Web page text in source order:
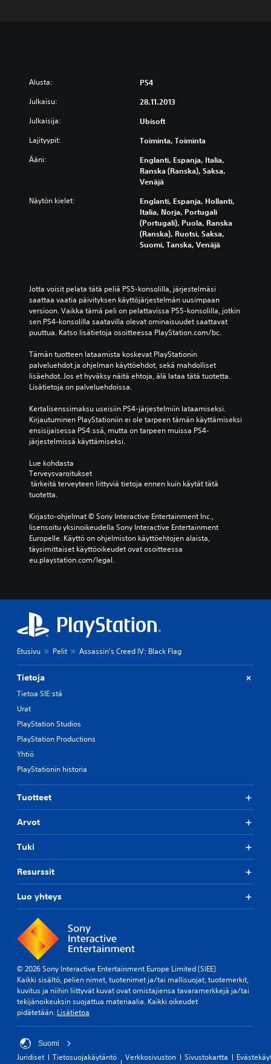
Alusta: PS4
Julkaisu: 28.11.2013
Julkaisija: Ubisoft
Lajityypit: Toiminta, Toiminta
Ääni:
Englanti, Espanja, Italia,
Ranska (Ranska), Saksa,
Venäjä
Näytön kielet:
Englanti, Espanja, Hollanti,
Italia, Norja, Portugali
(Portugali), Puola, Ranska
(Ranska), Ruotsi, Saksa,
Suomi, Tanska, Venäjä
Jotta voisit pelata tätä peliä PS5-konsolilla, järjestelmäsi
saattaa vaatia päivityksen käyttöjärjestelmän uusimpaan
versioon. Vaikka tämä peli on pelattavissa PS5-konsolilla, jotkin
sen PS4-konsolilla saatavilla olevat ominaisuudet saattavat
puuttua. Katso lisätietoja osoitteessa PlayStation.com/bc.
Tämän tuotteen lataamista koskevat PlayStationin
palveluehdot ja ohjelman käyttöehdot, sekä mahdolliset
lisäehdot. Jos et hyväksy näitä ehtoja, älä lataa tätä tuotetta.
Lisätietoja on palveluehdoissa.
Kertalisenssimaksu useisiin PS4-järjestelmiin lataamiseksi.
Kirjautuminen PlayStationiin ei ole tarpeen tämän käyttämiseksi
ensisijaisessa PS4:ssä, mutta on tarpeen muissa PS4-
järjestelmissä käyttämiseksi.
Lue kohdasta
Terveysvaroitukset
tuotetta.
Kirjasto-ohjelmat © Sony Interactive Entertainment Inc.,
lisensoitu yksinoikeudella Sony Interactive Entertainment
Europelle. Käyttö on ohjelmiston käyttöehtojen alaista,
täysimittaiset käyttöoikeudet ovat osoitteessa
eu.playstation.com/legal.
Etusivu Pelit Assassin's Creed IV: Black Flag
Tietoja
Tietoa SIE:stä
Urat
PlayStation Studios
PlayStation Productions
Yhtiö
PlayStationin historia
Tuotteet
Arvot
Tuki
Resurssit
Luo yhteys
© 2026 Sony Interactive Entertainment Europe Limited (SIEE)
Kaikki sisältö, pelien nimet, tuotenimet ja/tai mallisuojat, tuotemerkit,
kuvitus ja niihin liittyvät kuvat ovat omistajiensa tavaramerkkejä ja/tai
tekijänoikeuksin suojattua materiaalia. Kaikki oikeudet
pidätetään. Lisätietoa
Suomi
Juridiset
Tietosuojakäytäntö
Verkkosivuston
Sivustokartta